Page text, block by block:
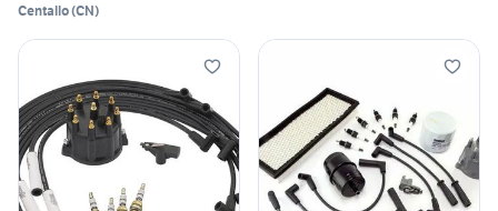
Centallo(CN)